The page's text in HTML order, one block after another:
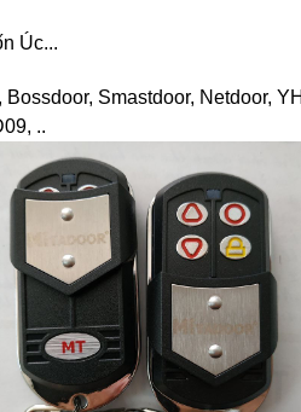
Úc...
Smastdoor, Netdoor,
..